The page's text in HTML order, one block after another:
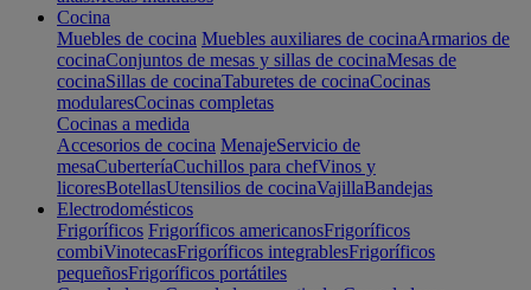
Cocina
Muebles de cocina Muebles auxiliares de cocinaArmarios de
cocinaConjuntos de mesas y sillas de cocinaMesas de
cocinaSillas de cocinaTaburetes de cocinaCocinas
modularesCocinas completas
Cocinas a medida
Accesorios de cocina MenajeServicio de
mesaCuberteríaCuchillos para chefVinos y
licoresBotellasUtensilios de cocinaVajillaBandejas
Electrodomésticos
Frigoríficos Frigoríficos americanosFrigoríficos
combiVinotecasFrigoríficos integrablesFrigoríficos
pequeñosFrigoríficos portátiles